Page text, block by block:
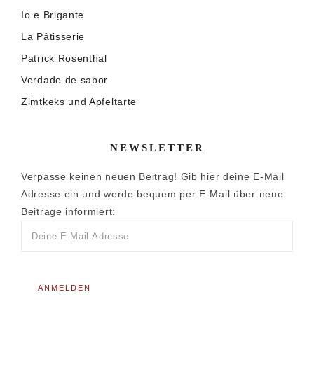
Io e Brigante
La Pâtisserie
Patrick Rosenthal
Verdade de sabor
Zimtkeks und Apfeltarte
NEWSLETTER
Verpasse keinen neuen Beitrag! Gib hier deine E-Mail
Adresse ein und werde bequem per E-Mail über neue
Beiträge informiert: